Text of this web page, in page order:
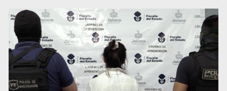
Critican inoperancia de la ASEJ para recuperar fondos
públicos